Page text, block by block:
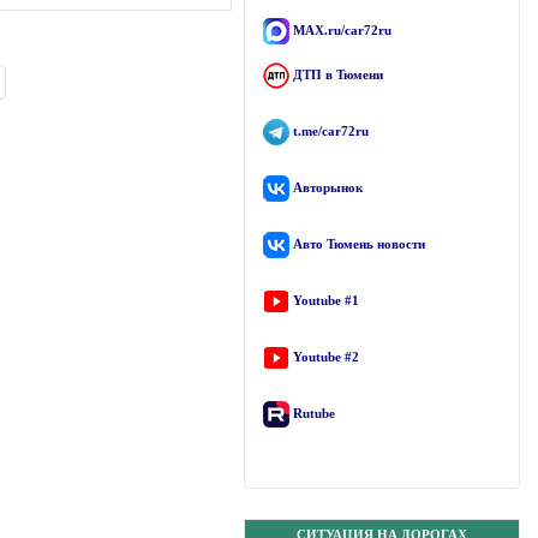
MAX.ru/car72ru
ДТП в Тюмени
t.me/car72ru
Авторынок
Авто Тюмень новости
Youtube #1
Youtube #2
Rutube
СИТУАЦИЯ НА ДОРОГАХ